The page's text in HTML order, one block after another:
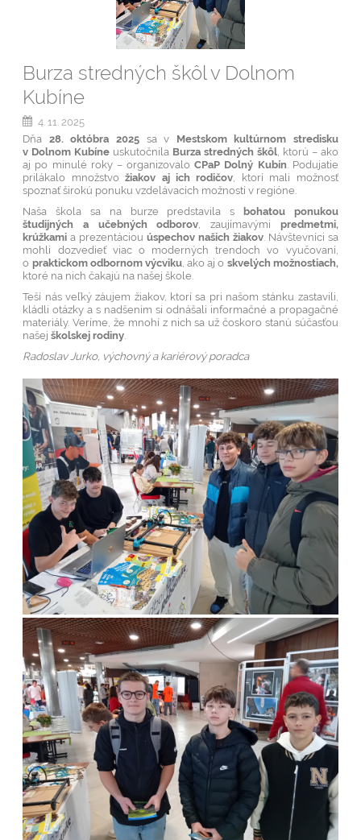
Burza stredných škôl v Dolnom
Kubíne
4. 11. 2025
Dňa 28. októbra 2025sa v Mestskom kultúrnom stredisku
v Dolnom Kubíne uskutočnila Burza stredných škôl, ktorú – ako
aj po minulé roky – organizovaloCPaP Dolný Kubín . Podujatie
prilákalo množstvožiakov aj ich rodičov , ktorí mali možnosť
spoznať širokú ponuku vzdelávacích možností v regióne.
Naša škola sa na burze predstavila s bohatou ponukou
študijných a učebných odborov , zaujímavými predmetmi,
krúžkami a prezentáciouúspechov našich žiakov. Návštevníci sa
mohli dozvedieť viac o moderných trendoch vo vyučovaní,
o praktickom odbornom výcviku, ako aj o skvelých možnostiach,
ktoré na nich čakajú na našej škole.
Teší nás veľký záujem žiakov, ktorí sa pri našom stánku zastavili,
kládli otázky a s nadšením si odnášali informačné a propagačné
materiály. Veríme, že mnohí z nich sa už čoskoro stanú súčasťou
našejškolskej rodiny
Radoslav Jurko, výchovný a kariérový poradca